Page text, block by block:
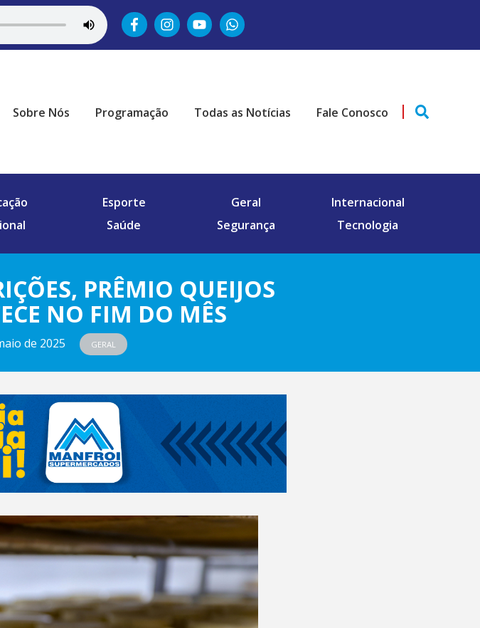
Sobre Nós Programação Todas as Notícias Fale Conosco
Esporte Geral
Internacional
Saúde Segurança Tecnologia
PRÊMIO QUEIJOS
NO FIM DO MÊS
de 2025 GERAL